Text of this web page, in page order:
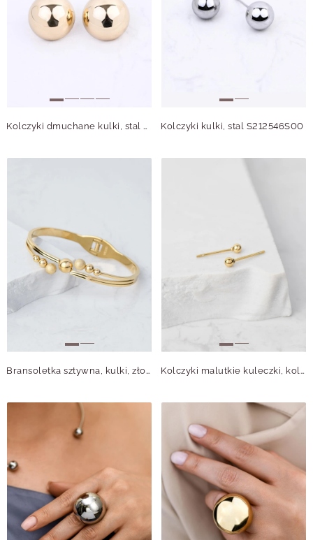
Kolczyki dmuchane kulki, stal pozłacana S212547Z00 Kolczyki kulki, stal S212546S00
Bransoletka sztywna, kulki, złoty S106394Z00 Kolczyki malutkie kuleczki, kolor złoty S2V70889-Z